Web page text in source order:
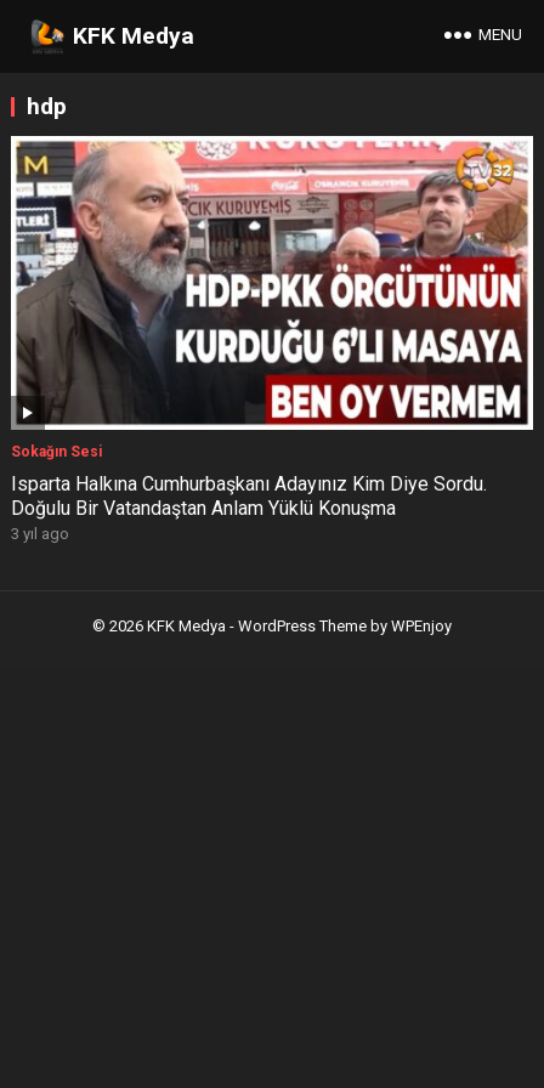
KFK Medya MENU
hdp
Sokağın Sesi
Isparta Halkına Cumhurbaşkanı Adayınız Kim Diye Sordu.
Doğulu Bir Vatandaştan Anlam Yüklü Konuşma
3 yıl ago
© 2026 KFK Medya - WordPress Theme by WPEnjoy